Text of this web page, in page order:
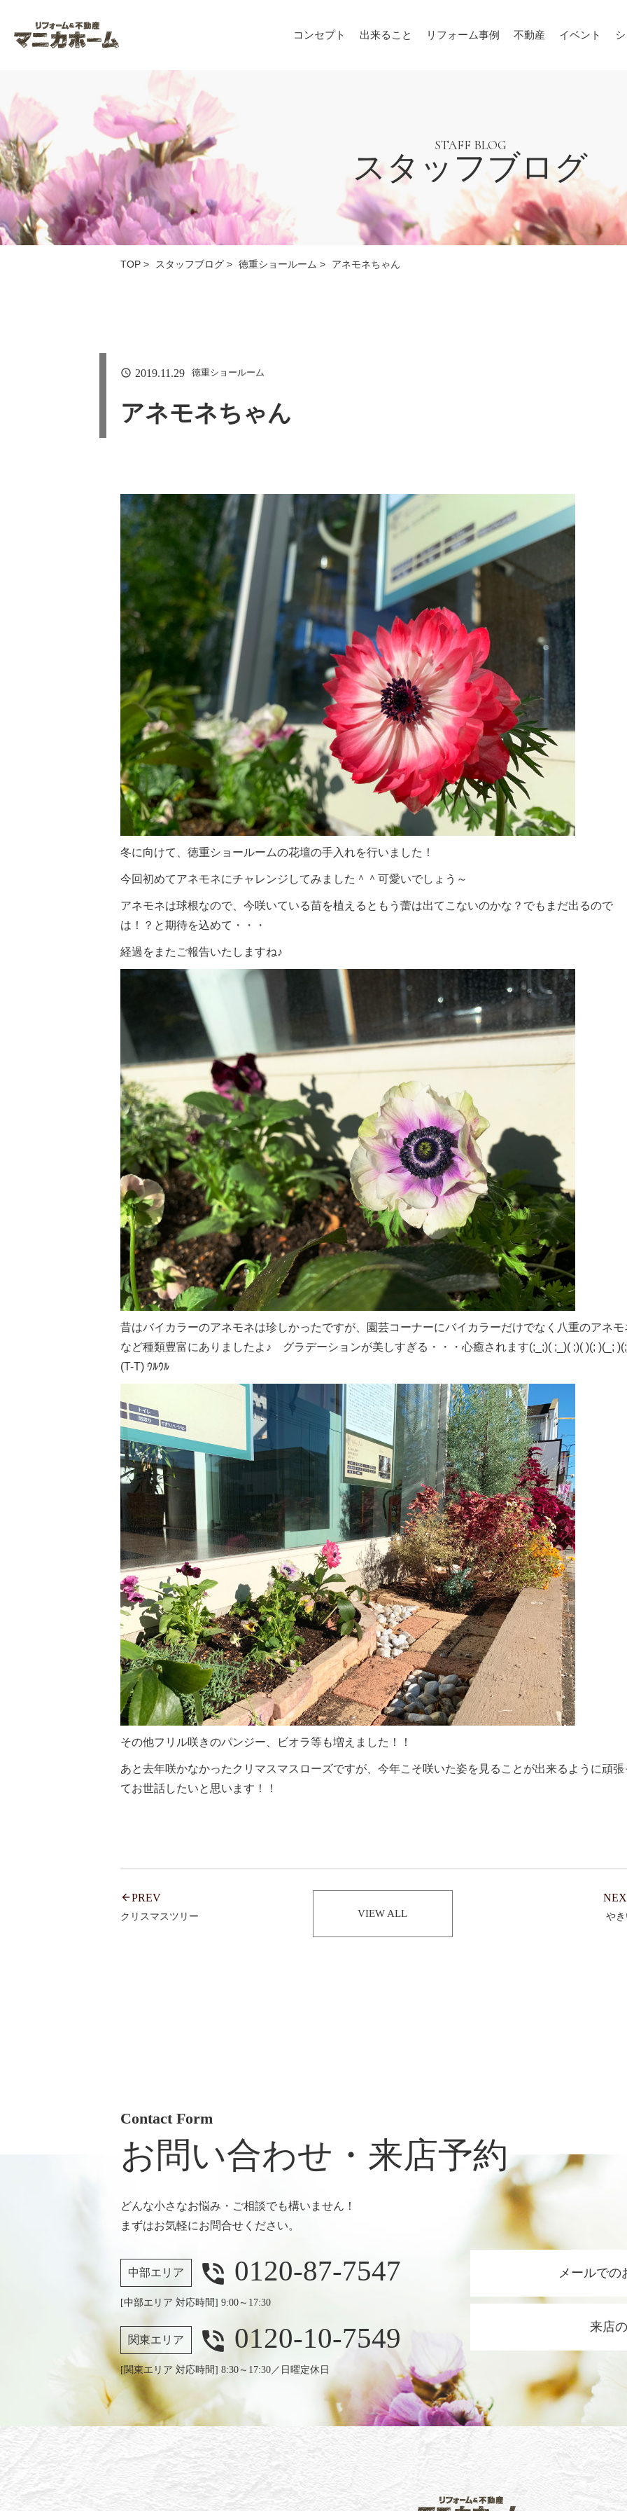
コンセプト 出来ること リフォーム事例 不動産 イベント
STAFF BLOG
スタッフブログ
TOP > スタッフブログ > 徳重ショールーム > アネモネちゃん
2019.11.29 徳重ショールーム
アネモネちゃん
冬に向けて、徳重ショールームの花壇の手入れを行いました！
今回初めてアネモネにチャレンジしてみました＾＾可愛いでしょう～
アネモネは球根なので、今咲いている苗を植えるともう蕾は出てこないのかな？でもまだ出るので
は！？と期待を込めて・・・
経過をまたご報告いたしますね♪
昔はバイカラーのアネモネは珍しかったですが、園芸コーナーにバイカラーだけでなく八重のアネモ
など種類豊富にありましたよ♪ グラデーションが美しすぎる・・・心癒されます(;_;)( ;_)( ;)( )(; )(_;
(T-T) ｳﾙｳﾙ
その他フリル咲きのパンジー、ビオラ等も増えました！！
あと去年咲かなかったクリマスマスローズですが、今年こそ咲いた姿を見ることが出来るように頑張
てお世話したいと思います！！
PREV
クリスマスツリー VIEW ALL や
Contact Form
お問い合わせ・来店予約
どんな小さなお悩み・ご相談でも構いません！
まずはお気軽にお問合せください。
中部エリア phone_in_talk 0120-87-7547
[中部エリア 対応時間] 9:00～17:30
関東エリア phone_in_talk 0120-10-7549
[関東エリア 対応時間] 8:30～17:30／日曜定休日
メールでの
来店